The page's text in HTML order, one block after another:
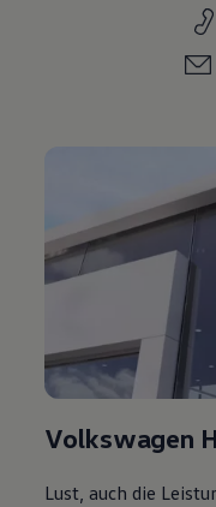
Volkswagen
Lust, auch die